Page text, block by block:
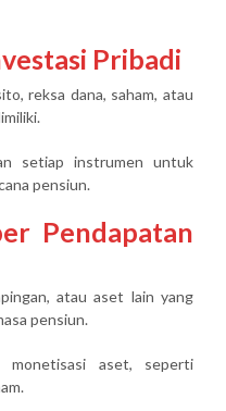
Pribadi
reksa dana, saham, atau
setiap instrumen untuk
pensiun.
Pendapatan
atau aset lain yang
pensiun.
monetisasi aset, seperti